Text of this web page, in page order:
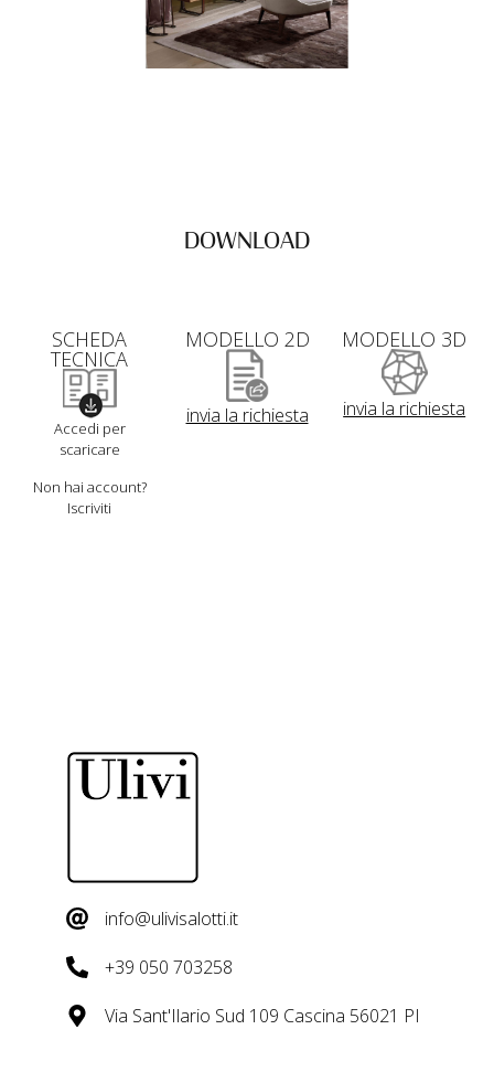
DOWNLOAD
SCHEDA
TECNICA
Accedi per
scaricare
Non hai account?
Iscriviti
MODELLO 2D
invia la richiesta
MODELLO 3D
invia la richiesta
info@ulivisalotti.it
+39 050 703258
Via Sant'Ilario Sud 109 Cascina 56021 PI